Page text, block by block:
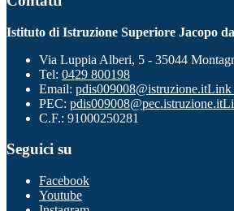
Istituto di Istruzione Superiore Jacopo
Via Luppia Alberi, 5 - 35044
Tel: 0429 800198
Email: pdis009008@istruzione.itLink
PEC: pdis009008@pec.istruzione.it
C.F.: 91000250281
Seguici su
Facebook
Youtube